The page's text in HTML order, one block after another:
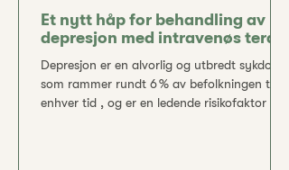
Et nytt håp for behandling av
depresjon med intravenøs terapi
Depresjon er en alvorlig og utbredt sykdom
som rammer rundt 6 % av befolkningen til
enhver tid , og er en ledende risikofaktor for